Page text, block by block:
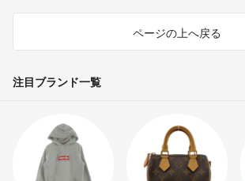
ページの上へ戻る
注目ブランド一覧